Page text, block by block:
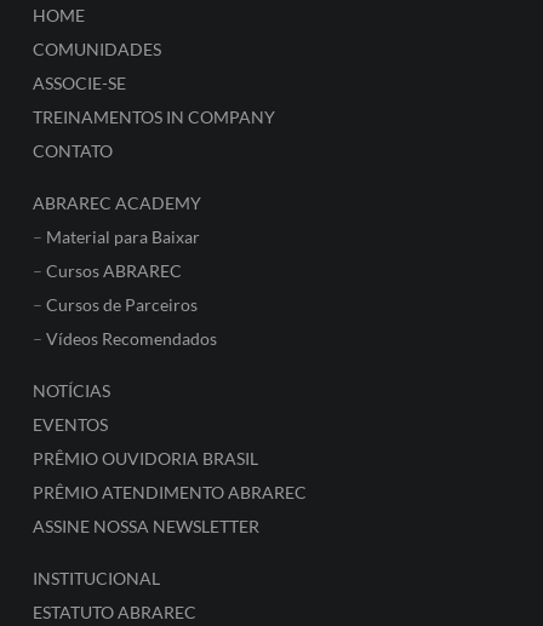
HOME
COMUNIDADES
ASSOCIE-SE
TREINAMENTOS IN COMPANY
CONTATO
ABRAREC ACADEMY
– Material para Baixar
– Cursos ABRAREC
– Cursos de Parceiros
– Vídeos Recomendados
NOTÍCIAS
EVENTOS
PRÊMIO OUVIDORIA BRASIL
PRÊMIO ATENDIMENTO ABRAREC
ASSINE NOSSA NEWSLETTER
INSTITUCIONAL
ESTATUTO ABRAREC